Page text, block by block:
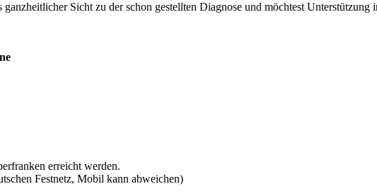
Sicht zu der schon gestellten Diagnose und möchtest Unterstützung
erreicht werden.
Festnetz, Mobil kann abweichen)